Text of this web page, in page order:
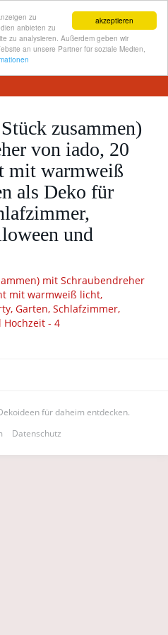
akzeptieren
zu
anbieten zu
zu analysieren. Außerdem geben wir
an unsere Partner für soziale Medien,
zusammen)
von iado, 20
mit warmweiß
als Deko für
und
für daheim entdecken.
Datenschutz